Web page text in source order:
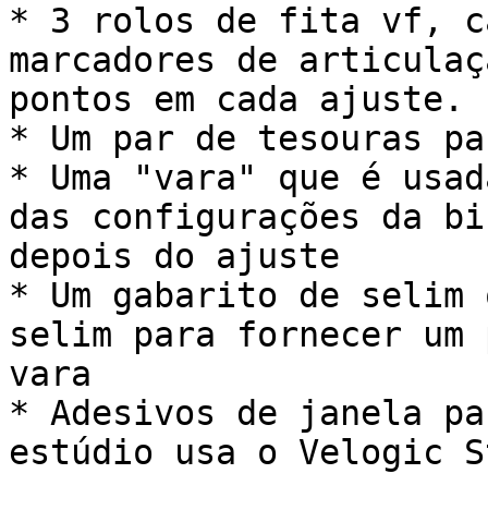
* 3 rolos de fita vf,
marcadores de
pontos em cada ajuste.
* Um par de tesouras
* Uma "vara" que é
das configurações da
depois do ajuste
* Um gabarito de selim
selim para fornecer um
vara
* Adesivos de janela
estúdio usa o Velogic